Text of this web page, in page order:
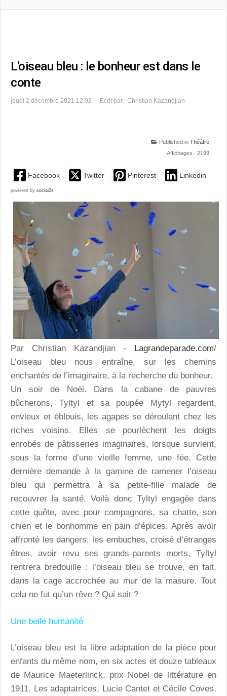
L'oiseau bleu : le bonheur est dans le
conte
jeudi 2 décembre 2021 12:02 Écrit par : Christian Kazandjian
Published in Théâtre
Affichages : 2199
Facebook Twitter Pinterest Linkedin
powered by social2s
Par Christian Kazandjian - Lagrandeparade.com/
L’oiseau bleu nous entraîne, sur les chemins
enchantés de l’imaginaire, à la recherche du bonheur.
Un soir de Noël. Dans la cabane de pauvres
bûcherons, Tyltyl et sa poupée Mytyl regardent,
envieux et éblouis, les agapes se déroulant chez les
riches voisins. Elles se pourlèchent les doigts
enrobés de pâtisseries imaginaires, lorsque survient,
sous la forme d’une vieille femme, une fée. Cette
dernière demande à la gamine de ramener l’oiseau
bleu qui permettra à sa petite-fille malade de
recouvrer la santé. Voilà donc Tyltyl engagée dans
cette quête, avec pour compagnons, sa chatte, son
chien et le bonhomme en pain d’épices. Après avoir
affronté les dangers, les embuches, croisé d’étranges
êtres, avoir revu ses grands-parents morts, Tyltyl
rentrera bredouille : l’oiseau bleu se trouve, en fait,
dans la cage accrochée au mur de la masure. Tout
cela ne fut qu’un rêve ? Qui sait ?
Une belle humanité
L’oiseau bleu est la libre adaptation de la pièce pour
enfants du même nom, en six actes et douze tableaux
de Maurice Maeterlinck, prix Nobel de littérature en
1911. Les adaptatrices, Lucie Cantet et Cécile Coves,